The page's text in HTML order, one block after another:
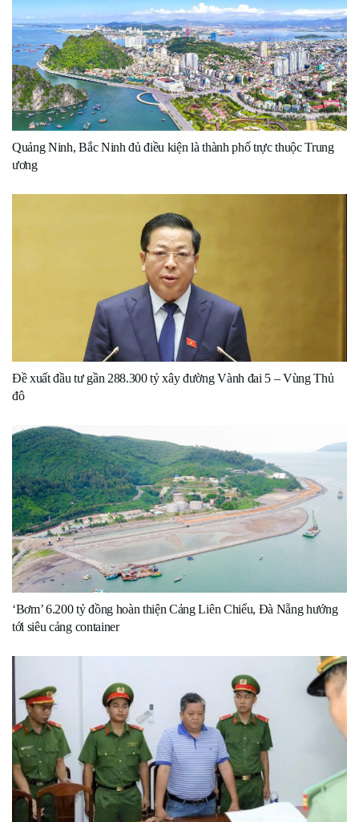
Quảng Ninh, Bắc Ninh đủ điều kiện là thành phố trực thuộc Trung
ương
Đề xuất đầu tư gần 288.300 tỷ xây đường Vành đai 5 – Vùng Thủ
đô
‘Bơm’ 6.200 tỷ đồng hoàn thiện Cảng Liên Chiểu, Đà Nẵng hướng
tới siêu cảng container